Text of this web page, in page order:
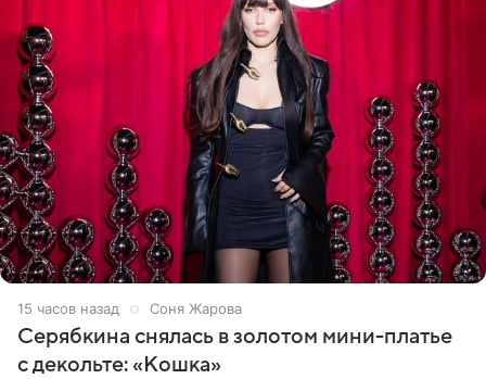
15 часов назад Соня Жарова
Серябкина снялась в золотом мини-платье
с декольте: «Кошка»